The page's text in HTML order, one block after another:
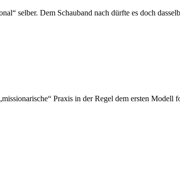
selber. Dem Schauband nach dürfte es doch
Praxis in der Regel dem ersten